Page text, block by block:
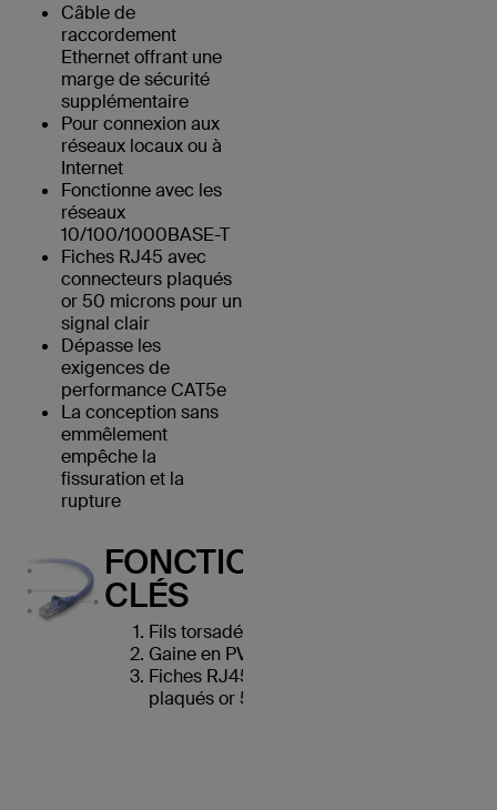
Câble de
raccordement
Ethernet offrant une
marge de sécurité
supplémentaire
Pour connexion aux
réseaux locaux ou à
Internet
Fonctionne avec les
réseaux
10/100/1000BASE-T
Fiches RJ45 avec
connecteurs plaqués
or 50 microns pour un
signal clair
Dépasse les
exigences de
performance CAT5e
La conception sans
emmêlement
empêche la
fissuration et la
rupture
FONCTIONNALITÉS
CLÉS
Fils torsadés en cuivre UTP
Gaine en PVC durable
Fiches RJ45 avec connecteurs
plaqués or 50 microns